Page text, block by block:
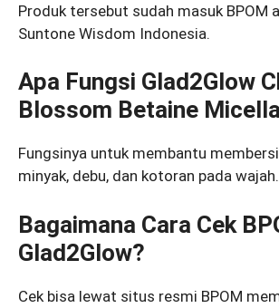
Produk tersebut sudah masuk BPOM
Suntone Wisdom Indonesia.
Apa Fungsi Glad2Glow
Blossom Betaine
Fungsinya untuk membantu
minyak, debu, dan kotoran pada wajah.
Bagaimana Cara Cek
Glad2Glow?
Cek bisa lewat situs resmi BPOM